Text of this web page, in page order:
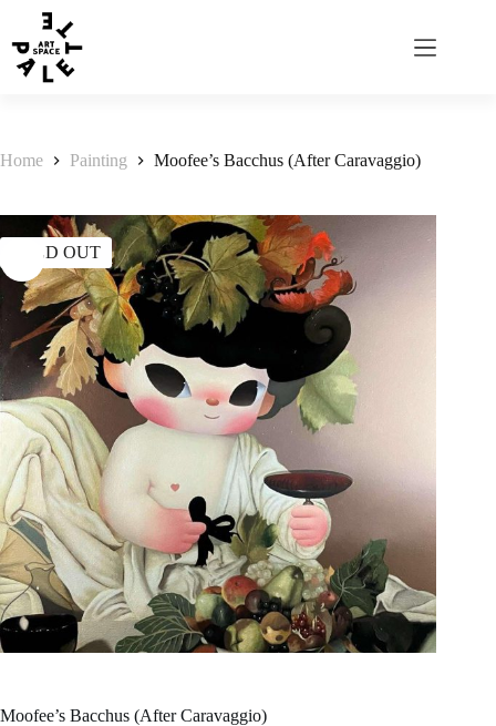
Home Painting Moofee’s Bacchus (After Caravaggio)
SOLD OUT
Moofee’s Bacchus (After Caravaggio)